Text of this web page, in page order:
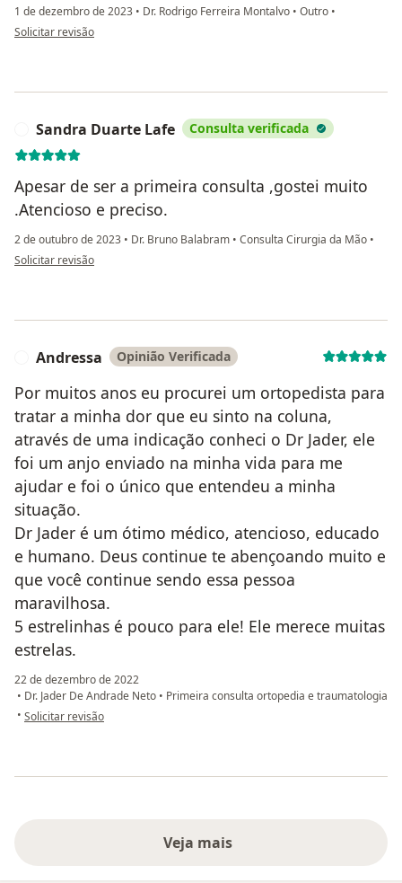
1 de dezembro de 2023 • Dr. Rodrigo Ferreira Montalvo • Outro •
na opinião do utilizador Roger Lopes de Paula
Solicitar revisão
Sandra Duarte Lafe Consulta verificada
Apesar de ser a primeira consulta ,gostei muito
.Atencioso e preciso.
2 de outubro de 2023 • Dr. Bruno Balabram • Consulta Cirurgia da Mão •
na opinião do utilizador Sandra Duarte Lafe
Solicitar revisão
Andressa Opinião Verificada
Por muitos anos eu procurei um ortopedista para
tratar a minha dor que eu sinto na coluna,
através de uma indicação conheci o Dr Jader, ele
foi um anjo enviado na minha vida para me
ajudar e foi o único que entendeu a minha
situação.
Dr Jader é um ótimo médico, atencioso, educado
e humano. Deus continue te abençoando muito e
que você continue sendo essa pessoa
maravilhosa.
5 estrelinhas é pouco para ele! Ele merece muitas
estrelas.
22 de dezembro de 2022
• Dr. Jader De Andrade Neto • Primeira consulta ortopedia e traumatologia
• na opinião do utilizador Andressa
Solicitar revisão
Veja mais